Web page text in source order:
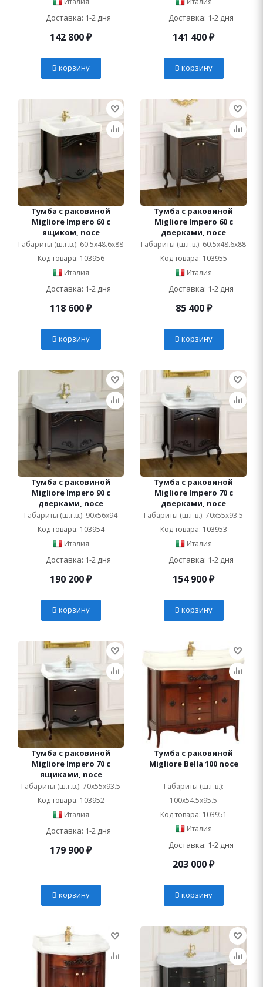
Доставка: 1-2 дня
142 800₽
В корзину
Доставка: 1-2 дня
141 400₽
В корзину
Тумба с раковиной
Migliore Impero 60 с
ящиком, noce
Габариты (ш.г.в.): 60.5x48.6x88
Код товара: 103956
Италия
Доставка: 1-2 дня
118 600₽
В корзину
Тумба с раковиной
Migliore Impero 60 с
дверками, noce
Габариты (ш.г.в.): 60.5x48.6x88
Код товара: 103955
Италия
Доставка: 1-2 дня
85 400₽
В корзину
Тумба с раковиной
Migliore Impero 90 с
дверками, noce
Габариты (ш.г.в.): 90x56x94
Код товара: 103954
Италия
Доставка: 1-2 дня
190 200₽
В корзину
Тумба с раковиной
Migliore Impero 70 с
дверками, noce
Габариты (ш.г.в.): 70x55x93.5
Код товара: 103953
Италия
Доставка: 1-2 дня
154 900₽
В корзину
Тумба с раковиной
Migliore Impero 70 с
ящиками, noce
Габариты (ш.г.в.): 70x55x93.5
Код товара: 103952
Италия
Доставка: 1-2 дня
179 900₽
В корзину
Тумба с раковиной
Migliore Bella 100 noce
Габариты (ш.г.в.):
100x54.5x95.5
Код товара: 103951
Италия
Доставка: 1-2 дня
203 000₽
В корзину